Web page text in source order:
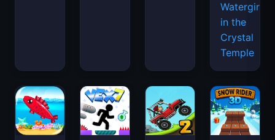
Watergirl
in the
Crystal
Temple